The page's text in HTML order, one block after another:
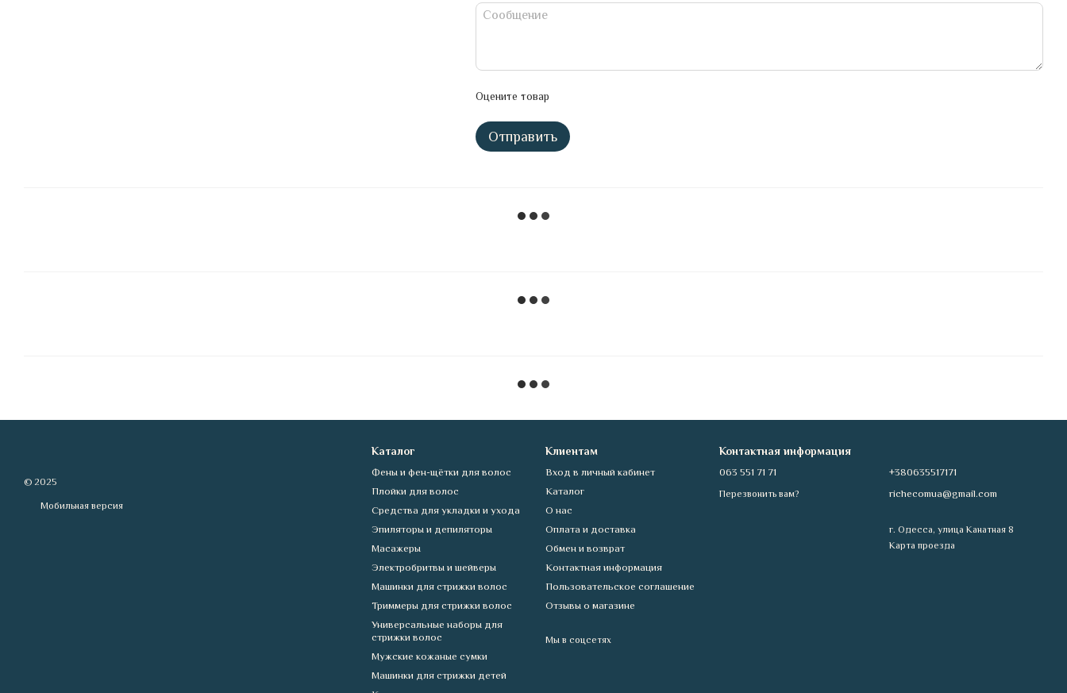
Оцените товар
Отправить
© 2025
Мобильная версия
Каталог
Фены и фен-щётки для волос
Плойки для волос
Средства для укладки и ухода
Эпиляторы и депиляторы
Масажеры
Электробритвы и шейверы
Машинки для стрижки волос
Триммеры для стрижки волос
Универсальные наборы для
стрижки волос
Мужские кожаные сумки
Машинки для стрижки детей
Клиентам
Вход в личный кабинет
Каталог
О нас
Оплата и доставка
Обмен и возврат
Контактная информация
Пользовательское соглашение
Отзывы о магазине
Мы в соцсетях
Контактная информация
063 551 71 71
Перезвонить вам?
+380635517171
richecomua@gmail.com
г. Одесса, улица Канатная 8
Карта проезда